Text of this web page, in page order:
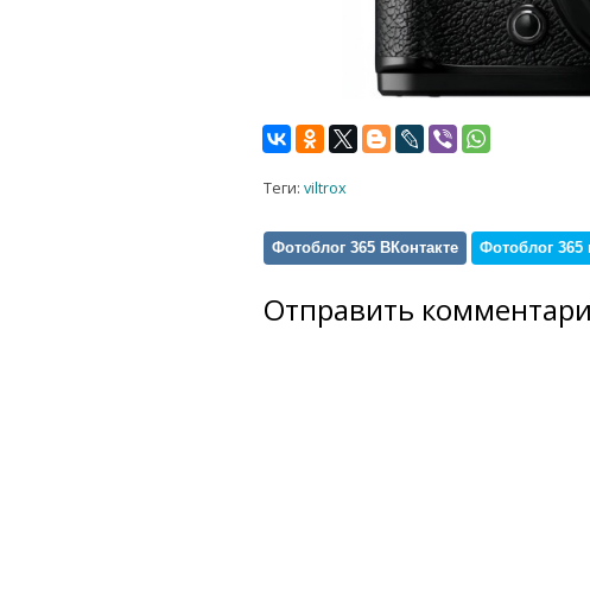
Теги: viltrox
Фотоблог 365 ВКонтакте Фотоблог 365
Отправить